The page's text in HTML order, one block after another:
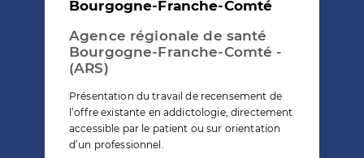
Bourgogne-Franche-Comté
Agence régionale de santé
Bourgogne-Franche-Comté -
(ARS)
Présentation du travail de recensement de
l’offre existante en addictologie, directement
accessible par le patient ou sur orientation
d’un professionnel.